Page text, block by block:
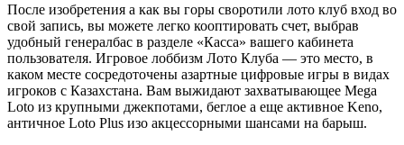
После изобретения а как вы горы своротили лото клуб вход во
свой запись, вы можете легко кооптировать счет, выбрав
удобный генералбас в разделе «Касса» вашего кабинета
пользователя. Игровое лоббизм Лото Клуба — это место, в
каком месте сосредоточены азартные цифровые игры в видах
игроков с Казахстана. Вам выжидают захватывающее Mega
Loto из крупными джекпотами, беглое а еще активное Keno,
античное Loto Plus изо акцессорными шансами на барыш.